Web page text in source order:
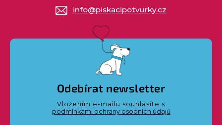
info@piskacipotvurky.cz
Odebírat newsletter
Vložením e-mailu souhlasíte s
podmínkami ochrany osobních údajů